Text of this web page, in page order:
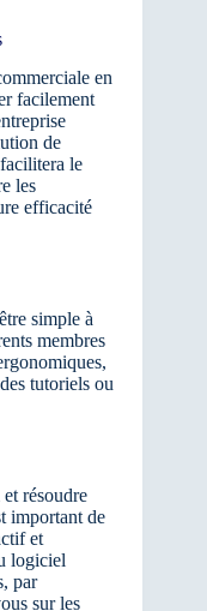
en
facilement
de
le
les
efficacité
simple à
membres
tutoriels ou
résoudre
important de
et
logiciel
par
sur les